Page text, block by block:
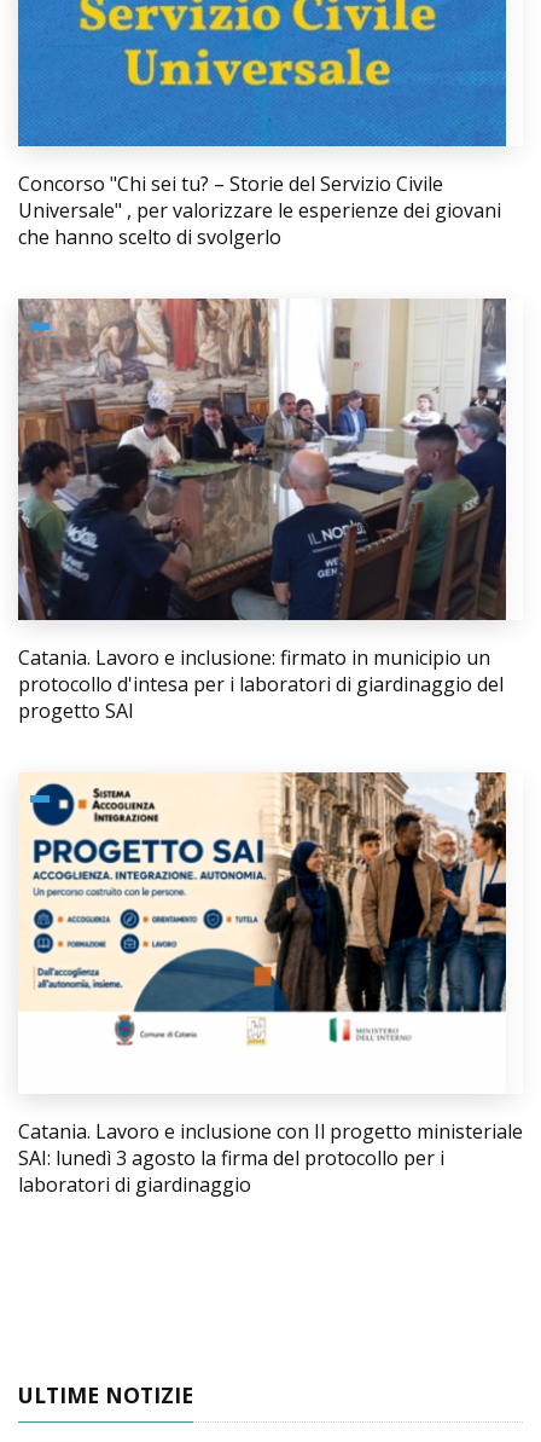
Concorso "Chi sei tu? – Storie del Servizio Civile
Universale" , per valorizzare le esperienze dei giovani
che hanno scelto di svolgerlo
Catania. Lavoro e inclusione: firmato in municipio un
protocollo d'intesa per i laboratori di giardinaggio del
progetto SAI
Catania. Lavoro e inclusione con Il progetto ministeriale
SAI: lunedì 3 agosto la firma del protocollo per i
laboratori di giardinaggio
ULTIME NOTIZIE